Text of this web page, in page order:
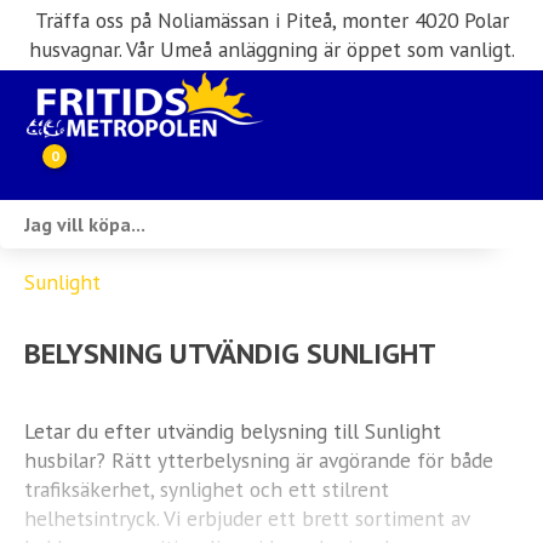
Träffa oss på Noliamässan i Piteå, monter 4020 Polar
husvagnar. Vår Umeå anläggning är öppet som vanligt.
0
Husvagnar i lager
Husbilsuthyrning
Verkstad
Sunlight
BELYSNING UTVÄNDIG SUNLIGHT
Letar du efter utvändig belysning till Sunlight
husbilar? Rätt ytterbelysning är avgörande för både
trafiksäkerhet, synlighet och ett stilrent
helhetsintryck. Vi erbjuder ett brett sortiment av